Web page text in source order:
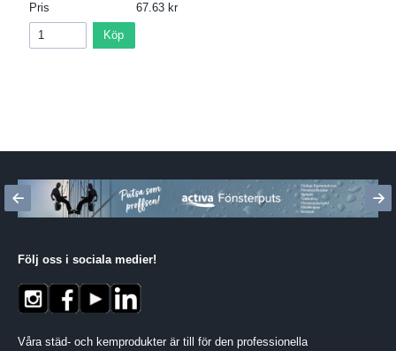
Pris
67.63
Köp
Följ oss i sociala medier!
Våra städ- och kemprodukter är till för den professionella